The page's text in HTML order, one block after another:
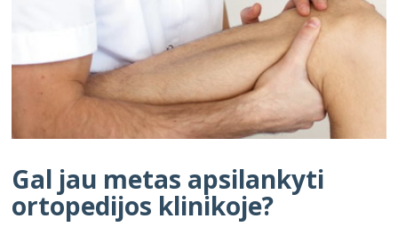
Gal jau metas apsilankyti
ortopedijos klinikoje?